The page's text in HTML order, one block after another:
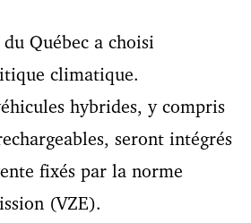
Québec a choisi
climatique.
hybrides, y compris
seront intégrés
fixés par la norme
(VZE).